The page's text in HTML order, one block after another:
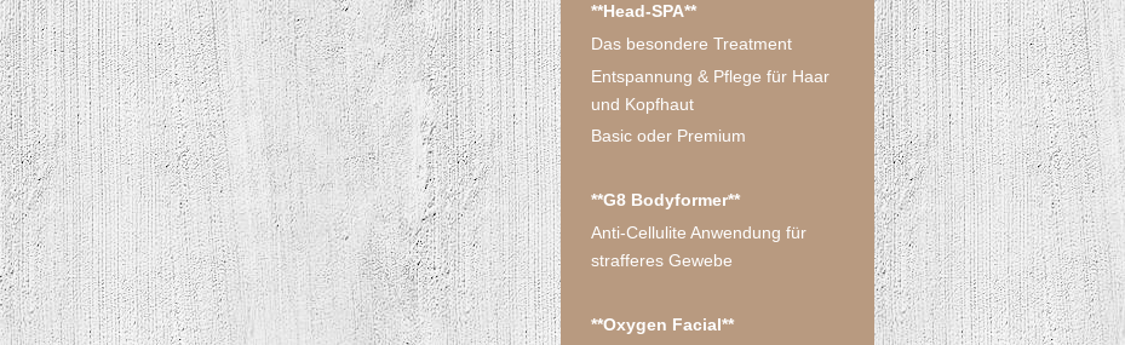
**Head-SPA**
Das besondere Treatment
Entspannung & Pflege für Haar
und Kopfhaut
Basic oder Premium
**G8 Bodyformer**
Anti-Cellulite Anwendung für
strafferes Gewebe
**Oxygen Facial**